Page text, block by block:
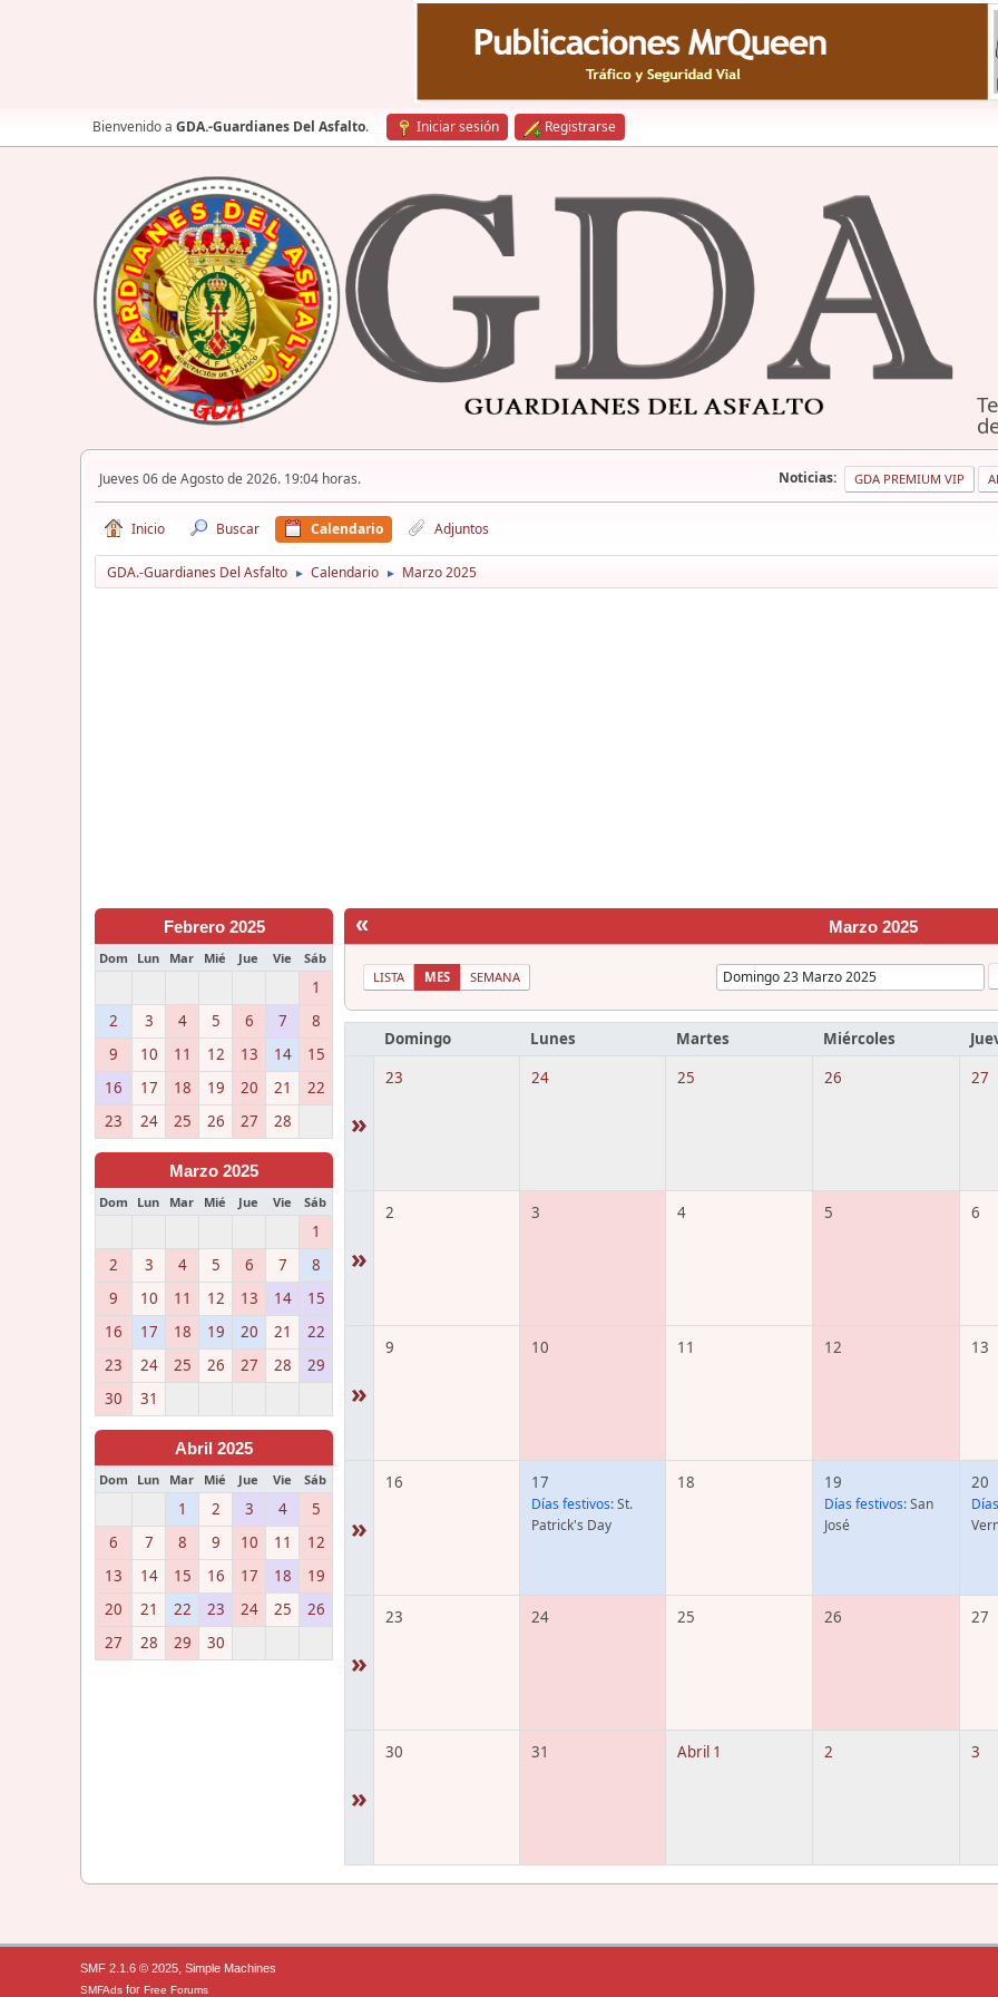
Bienvenido a GDA.-Guardianes Del Asfalto. Iniciar sesión Registrarse
Jueves 06 de Agosto de 2026. 19:04 horas. Noticias: GDA PREMIUM VIP
Inicio Buscar Calendario Adjuntos
GDA.-Guardianes Del Asfalto ► Calendario ► Marzo 2025
Febrero 2025
Dom Lun Mar Mié Jue Vie Sáb
1
2
3 4 5 6 7
8
9
10 11 12 13 14
15
16
17 18 19 20 21
22
23
24 25 26 27 28
Marzo 2025
Dom Lun Mar Mié Jue Vie Sáb
1
2
3 4 5 6 7
8
9
10 11 12 13 14
15
16
17 18 19 20 21
22
23
24 25 26 27 28
29
30
31
Abril 2025
Dom Lun Mar Mié Jue Vie Sáb
1 2 3 4
5
6
7 8 9 10 11
12
13
14 15 16 17 18
19
20
21 22 23 24 25
26
27
28 29 30
« Marzo 2025
LISTA MES SEMANA
Domingo Lunes Martes Miércoles
»
23 24 25 26 27
»
2 3 4 5 6
»
9 10 11 12 13
»
16 17
Días festivos:St.
Patrick's Day
18 19
Días festivos:San
José
20
»
23 24 25 26 27
»
30 31 Abril 1 2 3
SMF 2.1.6 © 2025, Simple Machines
SMFAds for Free Forums